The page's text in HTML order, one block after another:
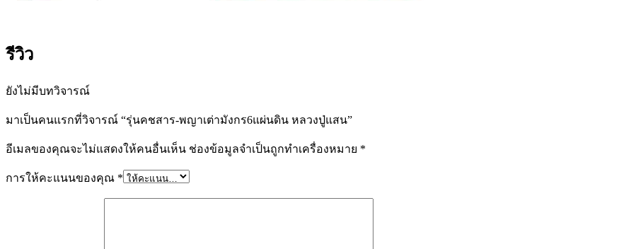
รีวิว
ยังไม่มีบทวิจารณ์
มาเป็นคนแรกที่วิจารณ์ “รุ่นคชสาร-พญาเต่ามังกร6แผ่นดิน หลวงปู่แสน”
อีเมลของคุณจะไม่แสดงให้คนอื่นเห็น ช่องข้อมูลจำเป็นถูกทำเครื่องหมาย *
การให้คะแนนของคุณ *